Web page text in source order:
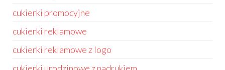
cukierki promocyjne
cukierki reklamowe
cukierki reklamowe z logo